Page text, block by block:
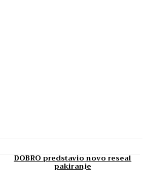
DOBRO predstavio novo reseal
pakiranje